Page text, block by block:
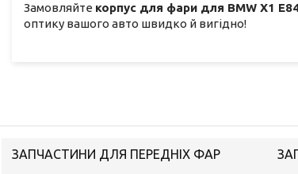
Замовляйте корпус для фари для BMW X1
оптику вашого авто швидко й вигідно!
ЗАПЧАСТИНИ ДЛЯ ПЕРЕДНІХ ФАР